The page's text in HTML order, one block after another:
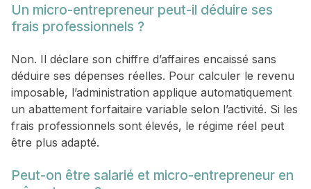
Un micro-entrepreneur peut-il déduire ses
frais professionnels ?
Non. Il déclare son chiffre d’affaires encaissé sans
déduire ses dépenses réelles. Pour calculer le revenu
imposable, l’administration applique automatiquement
un abattement forfaitaire variable selon l’activité. Si les
frais professionnels sont élevés, le régime réel peut
être plus adapté.
Peut-on être salarié et micro-entrepreneur en